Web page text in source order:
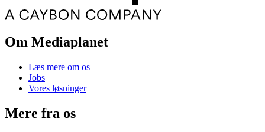
Om Mediaplanet
Læs mere om os
Jobs
Vores løsninger
Mere fra os